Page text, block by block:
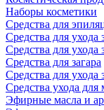
Наборы косметики
Средства для
Средства для ухода
Средства для ухода
Средства для загара
Средства для ухода
Средства ухода
Эфирные масла и